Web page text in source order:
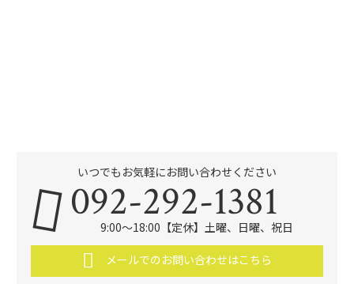
いつでもお気軽にお問い合わせください
092-292-1381
9:00～18:00【定休】土曜、日曜、祝日
メールでのお問い合わせはこちら